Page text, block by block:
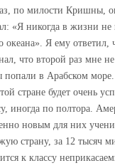
по милости Кришны,
«Я никогда в жизни не
океана». Я ему ответил,
что второй раз мне не
в Арабском море.
стране будет очень
иногда по полтора.
новым для них
страну, за 12 тысяч
к классу